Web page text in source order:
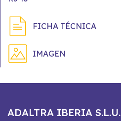
FICHA TÉCNICA
IMAGEN
ADALTRA IBERIA S.L.U.